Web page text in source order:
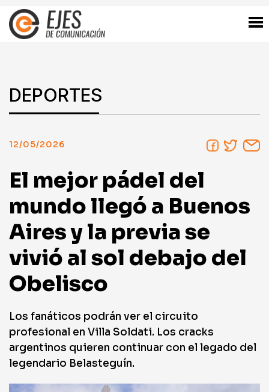
DEPORTES
12/05/2026
El mejor pádel del
mundo llegó a Buenos
Aires y la previa se
vivió al sol debajo del
Obelisco
Los fanáticos podrán ver el circuito
profesional en Villa Soldati. Los cracks
argentinos quieren continuar con el legado del
legendario Belasteguín.